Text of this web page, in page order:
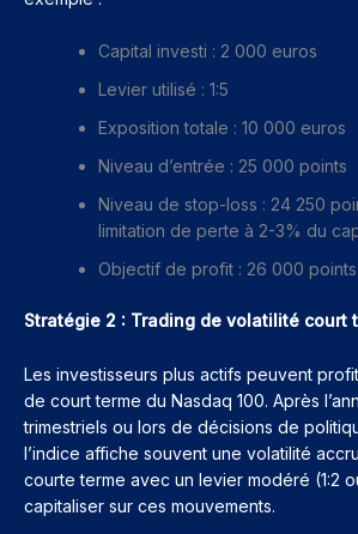
Capital investi : 2 000 euros
Levier utilisé : 1:5
Exposition totale : 10 000 euros
Niveau d’entrée : 25 000 points
Niveau de stop-loss : 24 250
limitation de perte à 2-3% du
Objectif de profit : 26 000 points
Stratégie 2 : Trading de volatilité court
Les investisseurs plus actifs peuvent
de court terme du Nasdaq 100. Après
trimestriels ou lors de décisions de
l’indice affiche souvent une volatilité
courte terme avec un levier modéré (1:2
capitaliser sur ces mouvements.